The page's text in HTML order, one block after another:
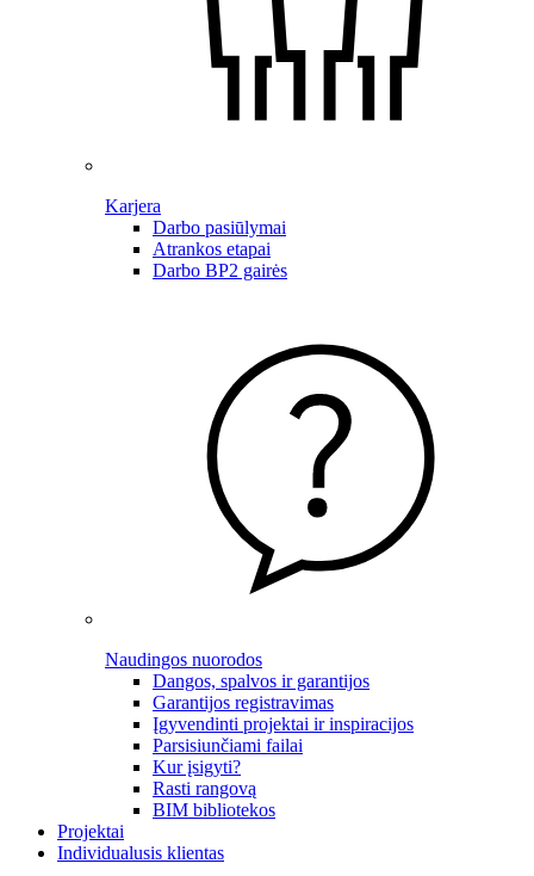
Karjera
Darbo pasiūlymai
Atrankos etapai
Darbo BP2 gairės
Naudingos nuorodos
Dangos, spalvos ir garantijos
Garantijos registravimas
Įgyvendinti projektai ir inspiracijos
Parsisiunčiami failai
Kur įsigyti?
Rasti rangovą
BIM bibliotekos
Projektai
Individualusis klientas